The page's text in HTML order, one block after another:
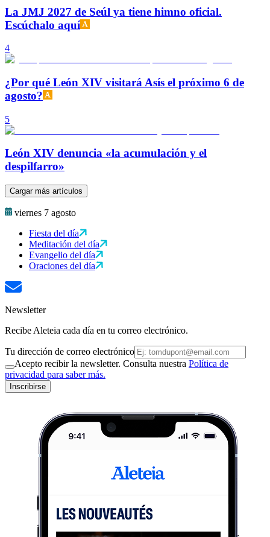
La JMJ 2027 de Seúl ya tiene himno oficial.
Escúchalo aquí
4
¿Por qué León XIV visitará Asís el próximo 6 de
agosto?
5
León XIV denuncia «la acumulación y el
despilfarro»
Cargar más artículos
viernes 7 agosto
Fiesta del día
Meditación del día
Evangelio del día
Oraciones del día
Newsletter
Recibe Aleteia cada día en tu correo electrónico.
Tu dirección de correo electrónico
Acepto recibir la newsletter. Consulta nuestra Política de
privacidad para saber más.
Inscribirse